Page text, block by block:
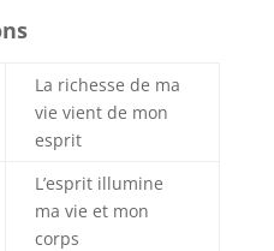
La richesse de ma
vie vient de mon
esprit
L’esprit illumine
ma vie et mon
corps